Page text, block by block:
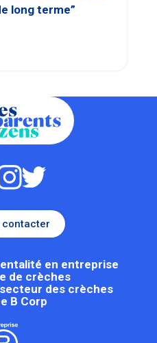
long terme”
contacter
en entreprise
de crèches
des crèches
B Corp